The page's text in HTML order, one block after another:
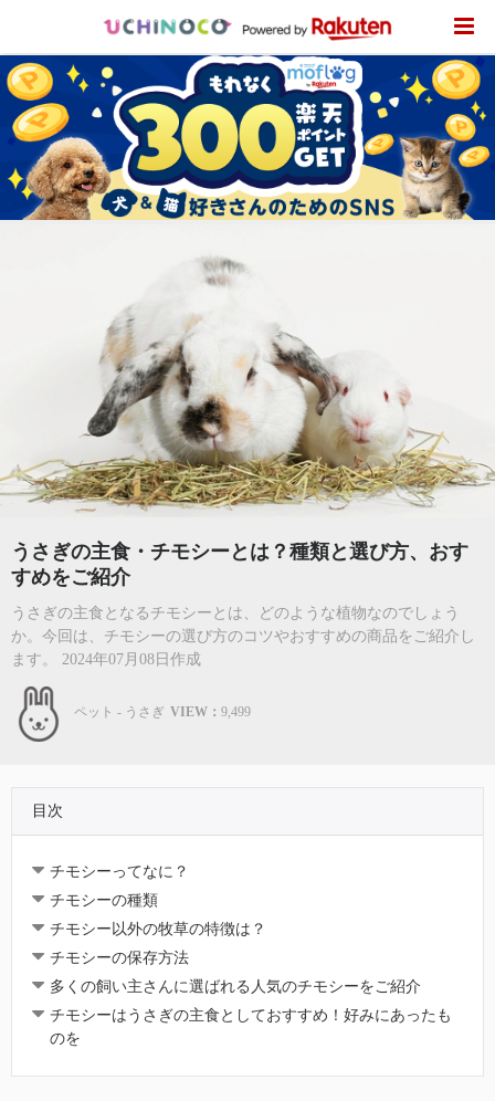
うさぎの主食・チモシーとは？種類と選び方、おす
すめをご紹介
うさぎの主食となるチモシーとは、どのような植物なのでしょう
か。今回は、チモシーの選び方のコツやおすすめの商品をご紹介し
ます。 2024年07月08日作成
ペット - うさぎ VIEW： 9,499
目次
チモシーってなに？
チモシーの種類
チモシー以外の牧草の特徴は？
チモシーの保存方法
多くの飼い主さんに選ばれる人気のチモシーをご紹介
チモシーはうさぎの主食としておすすめ！好みにあったも
のを